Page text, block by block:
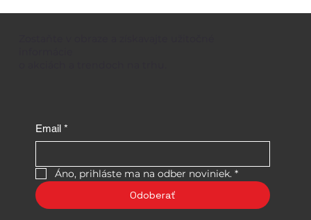
Email *
Áno, prihláste ma na odber noviniek. *
Odoberať